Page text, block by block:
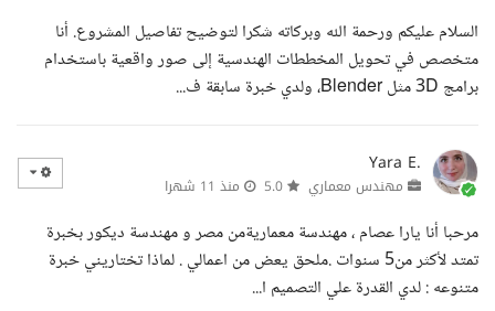
السلام عليكم ورحمة الله وبركاته شكرا لتوضيح تفاصيل المشروع. أنا
متخصص في تحويل المخططات الهندسية إلى صور واقعية باستخدام
برامج 3D مثل Blender، ولدي خبرة سابقة ف...
Yara E.
مهندس معماري منذ 11 شهرا
مرحبا أنا يارا عصام ، مهندسة معماريةمن مصر و مهندسة ديكور بخبرة
تمتد لأكثر من5 سنوات .ملحق يعض من اعمالي . لماذا تختاريني خبرة
متنوعه : لدي القدرة علي التصميم ا...